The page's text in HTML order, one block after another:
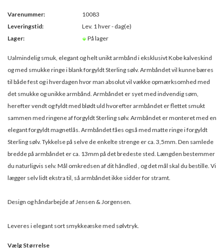
Varenummer:
10083
Leveringstid:
Lev. 1 hver - dag(e)
Lager:
På lager
Ualmindelig smuk, elegant og helt unikt armbånd i eksklusivt Kobe kalveskind
og med smukke ringe i blank forgyldt Sterling sølv. Armbåndet vil kunne bæres
til både fest og i hverdagen hvor man absolut vil vække opmærksomhed med
det smukke og unikke armbånd. Armbåndet er syet med indvendig søm,
herefter vendt og fyldt med blødt uld hvorefter armbåndet er flettet smukt
sammen med ringene af forgyldt Sterling sølv. Armbåndet er monteret med en
elegant forgyldt magnetlås. Armbåndet fåes også med matte ringe i forgyldt
Sterling sølv. Tykkelse på selve de enkelte strenge er ca. 3,5mm. Den samlede
bredde på armbåndet er ca. 13mm på det bredeste sted. Længden bestemmer
du naturligvis selv. Mål omkredsen af dit håndled , og det mål skal du bestille. Vi
lægger selv lidt ekstra til, så armbåndet ikke sidder for stramt.
Design og håndarbejde af Jensen & Jorgensen.
Leveres i elegant sort smykkeæske med sølvtryk.
Vælg Størrelse